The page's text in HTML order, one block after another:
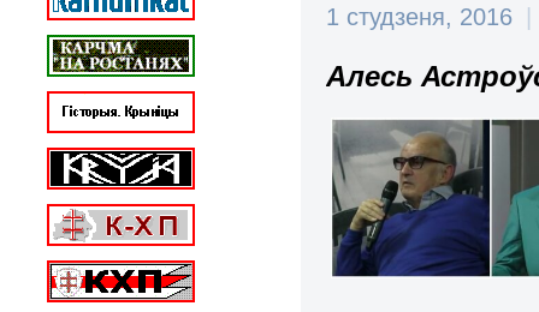
1 студзеня, 2016
Алесь